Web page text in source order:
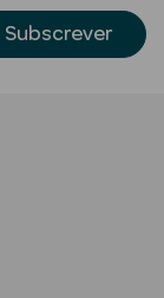
Subscrever